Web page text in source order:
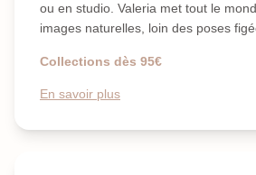
ou en studio. Valeria met tout le
images naturelles, loin des poses
Collections dès 95€
En savoir plus